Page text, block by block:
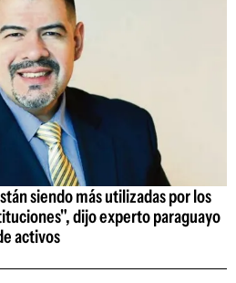
siendo más utilizadas por los
dijo experto paraguayo
activos